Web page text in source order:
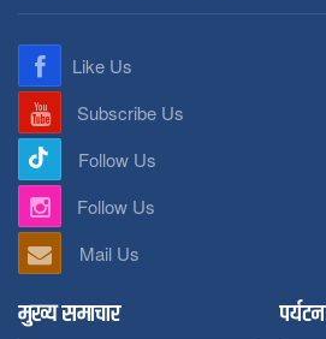
Like Us
Subscribe Us
Follow Us
Follow Us
Mail Us
मुख्य समाचार
पर्यटन